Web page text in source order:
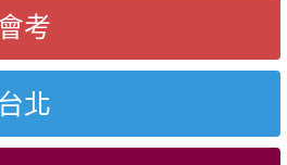
考
北